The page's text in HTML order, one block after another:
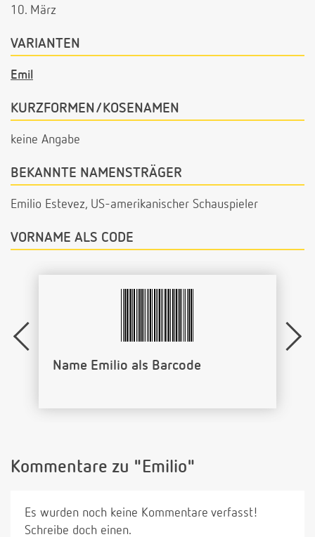
10. März
VARIANTEN
Emil
KURZFORMEN/KOSENAMEN
keine Angabe
BEKANNTE NAMENSTRÄGER
Emilio Estevez, US-amerikanischer Schauspieler
VORNAME ALS CODE
Name Emilio als Barcode
Kommentare zu "Emilio"
Es wurden noch keine Kommentare verfasst!
Schreibe doch einen.